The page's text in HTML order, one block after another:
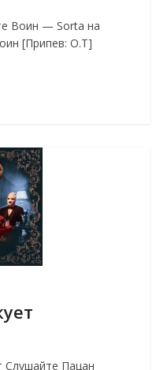
Воин — Sorta на
[Припев: O.T]
Слушайте Пацан